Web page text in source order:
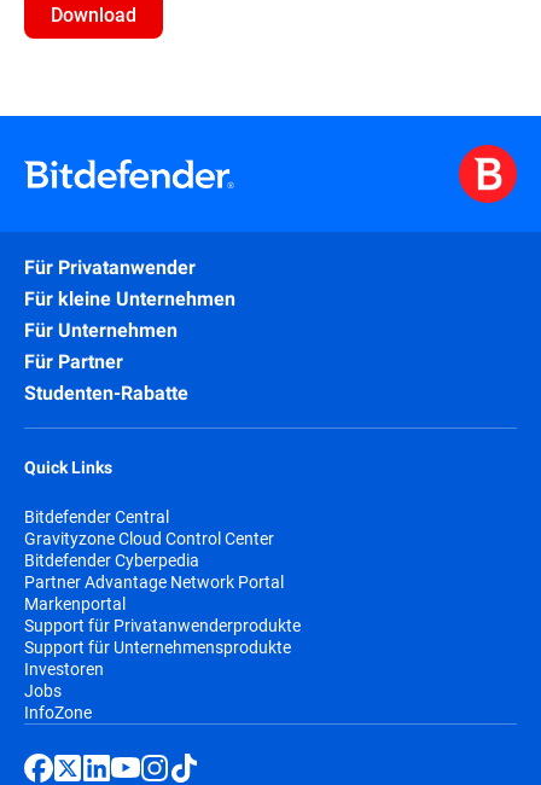
Download
Für Privatanwender
Für kleine Unternehmen
Für Unternehmen
Für Partner
Studenten-Rabatte
Quick Links
Bitdefender Central
Gravityzone Cloud Control Center
Bitdefender Cyberpedia
Partner Advantage Network Portal
Markenportal
Support für Privatanwenderprodukte
Support für Unternehmensprodukte
Investoren
Jobs
InfoZone